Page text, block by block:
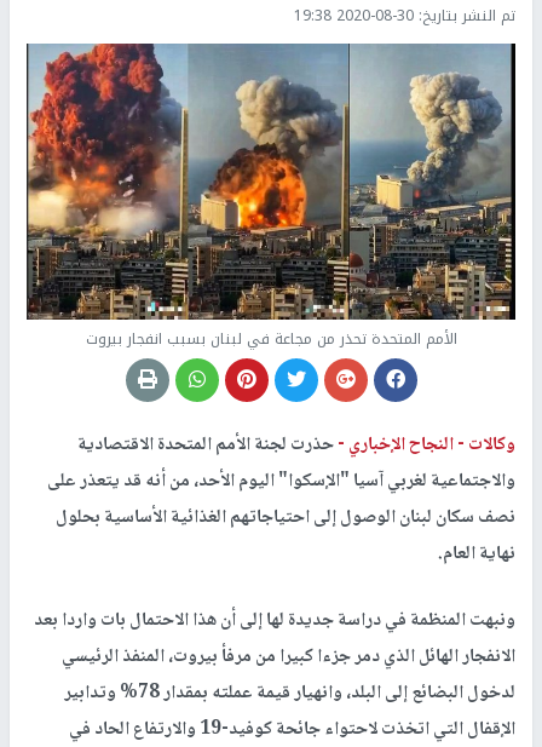
تم النشر بتاريخ: 2020-08-30 19:38
الأمم المتحدة تحذر من مجاعة في لبنان بسبب انفجار بيروت
وكالات -النجاح الإخباري -حذرت لجنة الأمم المتحدة الاقتصادية
والاجتماعية لغربي آسيا "الإسكوا" اليوم الأحد، من أنه قد يتعذر على
نصف سكان لبنان الوصول إلى احتياجاتهم الغذائية الأساسية بحلول
نهاية العام.
ونبهت المنظمة في دراسة جديدة لها إلى أن هذا الاحتمال بات واردا بعد
الانفجار الهائل الذي دمر جزءا كبيرا من مرفأ بيروت، المنفذ الرئيسي
لدخول البضائع إلى البلد، وانهيار قيمة عملته بمقدار 78% وتدابير
الإقفال التي اتخذت لاحتواء جائحة كوفيد-19 والارتفاع الحاد في